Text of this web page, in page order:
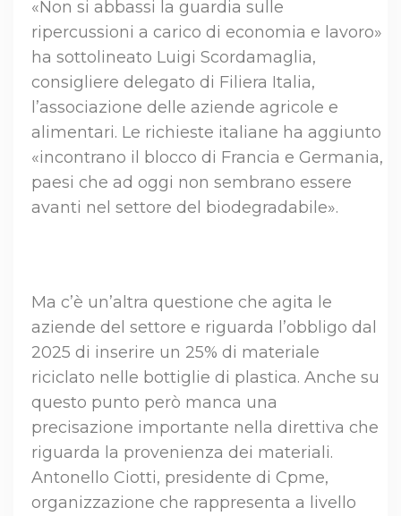
«Non si abbassi la guardia sulle
ripercussioni a carico di economia e lavoro»
ha sottolineato Luigi Scordamaglia,
consigliere delegato di Filiera Italia,
l’associazione delle aziende agricole e
alimentari. Le richieste italiane ha aggiunto
«incontrano il blocco di Francia e Germania,
paesi che ad oggi non sembrano essere
avanti nel settore del biodegradabile».
Ma c’è un’altra questione che agita le
aziende del settore e riguarda l’obbligo dal
2025 di inserire un 25% di materiale
riciclato nelle bottiglie di plastica. Anche su
questo punto però manca una
precisazione importante nella direttiva che
riguarda la provenienza dei materiali.
Antonello Ciotti, presidente di Cpme,
organizzazione che rappresenta a livello